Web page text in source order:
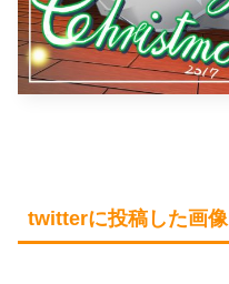
twitterに投稿した画像